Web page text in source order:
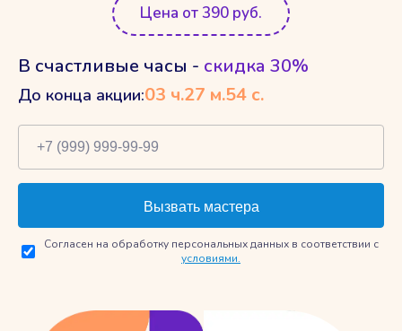
Цена от 390 руб.
В счастливые часы - скидка 30%
До конца акции:03 ч.27 м.53 с.
Согласен на обработку персональных данных в соответствии с
условиями.